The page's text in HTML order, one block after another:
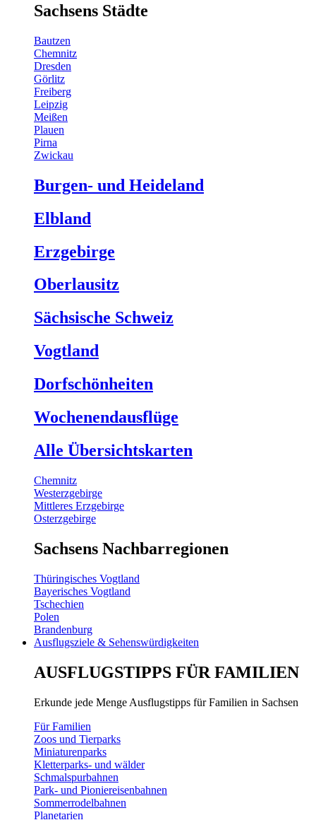
Sachsens Städte
Bautzen
Chemnitz
Dresden
Görlitz
Freiberg
Leipzig
Meißen
Plauen
Pirna
Zwickau
Burgen- und Heideland
Elbland
Erzgebirge
Oberlausitz
Sächsische Schweiz
Vogtland
Dorfschönheiten
Wochenendausflüge
Alle Übersichtskarten
Chemnitz
Westerzgebirge
Mittleres Erzgebirge
Osterzgebirge
Sachsens Nachbarregionen
Thüringisches Vogtland
Bayerisches Vogtland
Tschechien
Polen
Brandenburg
Ausflugsziele & Sehenswürdigkeiten
AUSFLUGSTIPPS FÜR FAMILIEN
Erkunde jede Menge Ausflugstipps für Familien in Sachsen
Für Familien
Zoos und Tierparks
Miniaturenparks
Kletterparks- und wälder
Schmalspurbahnen
Park- und Pioniereisenbahnen
Sommerrodelbahnen
Planetarien